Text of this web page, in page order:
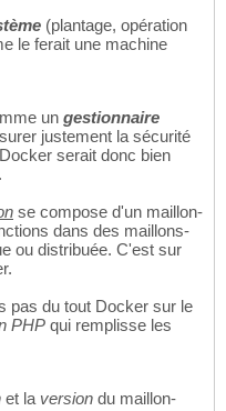
(plantage, opération
le ferait une machine
un gestionnaire
justement la sécurité
serait donc bien
se compose d'un maillon-
dans des maillons-
ou distribuée. C'est sur
pas du tout Docker sur le
PHP qui remplisse les
et la version du maillon-